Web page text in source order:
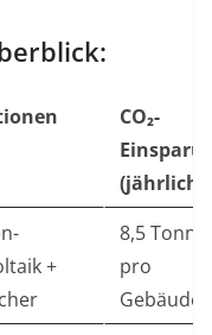
CO₂-
(jährlich)
+
8,5
pro
Gebäude